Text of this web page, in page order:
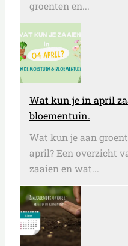
groenten en...
Wat kun je in april
bloementuin.
Wat kun je aan
april? Een overzicht
zaaien en wat...